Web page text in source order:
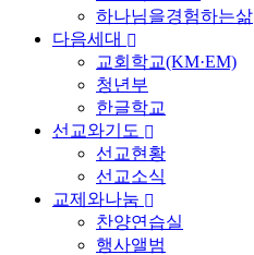
하나님을경험하는삶
다음세대
교회학교(KM·EM)
청년부
한글학교
선교와기도
선교현황
선교소식
교제와나눔
찬양연습실
행사앨범